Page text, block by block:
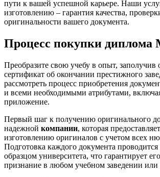
пути к вашей успешной карьере. Наши
изготовлению – гарантия качества,
оригинальности вашего документа.
Процесс покупки
Преобразите свою учебу в опыт,
сертификат об окончании престижного
рассмотреть процесс приобретения
и всеми необходимыми атрибутами,
приложение.
Первый шаг к получению оригинального
надежной компании, которая
изготовлению оригиналов с учетом всех
Подготовка каждого документа проводится
образцом университета, что гарантирует
признание в любом учебном заведении или